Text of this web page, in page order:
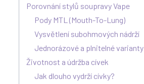
Porovnání stylů soupravy Vape
Pody MTL (Mouth-To-Lung)
Vysvětlení subohmových nádrží
Jednorázové a plnitelné varianty
Životnost a údržba cívek
Jak dlouho vydrží cívky?